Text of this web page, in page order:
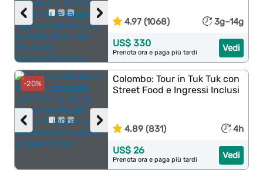
›
‹ 4.97 (1068) 3g–14g
Vedi
US$ 330
Prenota ora e paga più tardi
-20%
›
‹
Colombo: Tour in Tuk Tuk con
Street Food e Ingressi Inclusi
4.89 (831) 4h
Vedi
US$ 26
Prenota ora e paga più tardi